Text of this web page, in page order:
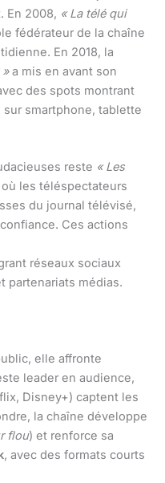
En 2008, « La télé qui
fédérateur de la chaîne
En 2018, la
a mis en avant son
des spots montrant
smartphone, tablette
reste « Les
les téléspectateurs
du journal télévisé,
Ces actions
réseaux sociaux
partenariats médias.
elle affronte
leader en audience,
Disney+) captent les
la chaîne développe
flou) et renforce sa
, avec des formats courts